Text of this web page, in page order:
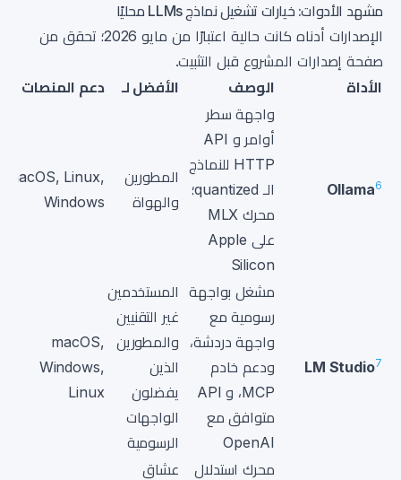
مشهد الأدوات: خيارات تشغيل نماذج LLMs محليًا
الإصدارات أدناه كانت حالية اعتبارًا من مايو 2026؛ تحقق من
صفحة إصدارات المشروع قبل التثبيت.
الأداة
الوصف الأفضل لـ دعم المنصات
Ollama6
واجهة سطر
أوامر و API
HTTP للنماذج
الـ quantized؛
محرك MLX
على Apple
Silicon
المطورين
والهواة
macOS, Linux,
Windows
LM Studio7
مشغل بواجهة
رسومية مع
واجهة دردشة،
ودعم خادم
MCP، و API
متوافق مع
OpenAI
المستخدمين
غير التقنيين
والمطورين
الذين
يفضلون
الواجهات
الرسومية
macOS,
Windows,
Linux
محرك استدلال
عشاق